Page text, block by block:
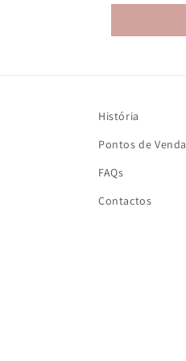
História
Pontos de Venda
FAQs
Contactos